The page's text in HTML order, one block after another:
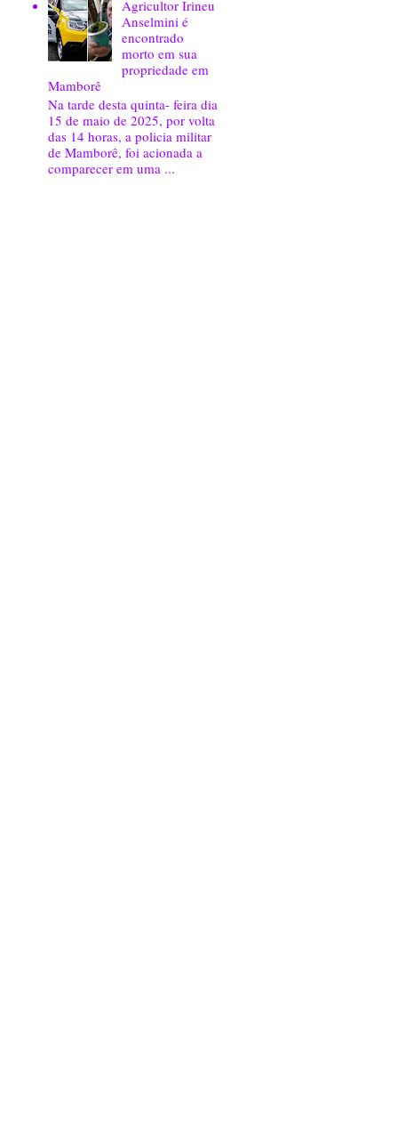
Agricultor Irineu
Anselmini é
encontrado
morto em sua
propriedade em
Mamborê
Na tarde desta quinta- feira dia
15 de maio de 2025, por volta
das 14 horas, a policia militar
de Mamborê, foi acionada a
comparecer em uma ...